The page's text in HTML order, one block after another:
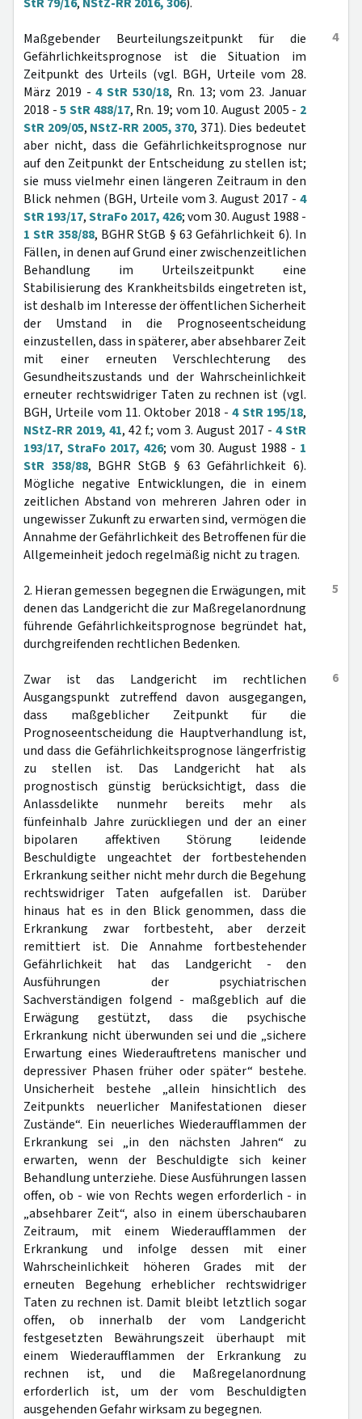
4
Maßgebender Beurteilungszeitpunkt für die
Gefährlichkeitsprognose ist die Situation im
Zeitpunkt des Urteils (vgl. BGH, Urteile vom 28.
März 2019 -4 StR 530/18, Rn. 13; vom 23. Januar
2018 -5 StR 488/17, Rn. 19; vom 10. August 2005 - 2
StR 209/05, NStZ-RR 2005, 370, 371). Dies bedeutet
aber nicht, dass die Gefährlichkeitsprognose nur
auf den Zeitpunkt der Entscheidung zu stellen ist;
sie muss vielmehr einen längeren Zeitraum in den
Blick nehmen (BGH, Urteile vom 3. August 2017 - 4
StR 193/17,StraFo 2017, 426; vom 30. August 1988 -
1 StR 358/88, BGHR StGB § 63 Gefährlichkeit 6). In
Fällen, in denen auf Grund einer zwischenzeitlichen
Behandlung im Urteilszeitpunkt eine
Stabilisierung des Krankheitsbilds eingetreten ist,
ist deshalb im Interesse der öffentlichen Sicherheit
der Umstand in die Prognoseentscheidung
einzustellen, dass in späterer, aber absehbarer Zeit
mit einer erneuten Verschlechterung des
Gesundheitszustands und der Wahrscheinlichkeit
erneuter rechtswidriger Taten zu rechnen ist (vgl.
BGH, Urteile vom 11. Oktober 2018 -4 StR 195/18,
NStZ-RR 2019, 41, 42 f.; vom 3. August 2017 - 4 StR
193/17, StraFo 2017, 426; vom 30. August 1988 - 1
StR 358/88, BGHR StGB § 63 Gefährlichkeit 6).
Mögliche negative Entwicklungen, die in einem
zeitlichen Abstand von mehreren Jahren oder in
ungewisser Zukunft zu erwarten sind, vermögen die
Annahme der Gefährlichkeit des Betroffenen für die
Allgemeinheit jedoch regelmäßig nicht zu tragen.
5
2. Hieran gemessen begegnen die Erwägungen, mit
denen das Landgericht die zur Maßregelanordnung
führende Gefährlichkeitsprognose begründet hat,
durchgreifenden rechtlichen Bedenken.
6
Zwar ist das Landgericht im rechtlichen
Ausgangspunkt zutreffend davon ausgegangen,
dass maßgeblicher Zeitpunkt für die
Prognoseentscheidung die Hauptverhandlung ist,
und dass die Gefährlichkeitsprognose längerfristig
zu stellen ist. Das Landgericht hat als
prognostisch günstig berücksichtigt, dass die
Anlassdelikte nunmehr bereits mehr als
fünfeinhalb Jahre zurückliegen und der an einer
bipolaren affektiven Störung leidende
Beschuldigte ungeachtet der fortbestehenden
Erkrankung seither nicht mehr durch die Begehung
rechtswidriger Taten aufgefallen ist. Darüber
hinaus hat es in den Blick genommen, dass die
Erkrankung zwar fortbesteht, aber derzeit
remittiert ist. Die Annahme fortbestehender
Gefährlichkeit hat das Landgericht - den
Ausführungen der psychiatrischen
Sachverständigen folgend - maßgeblich auf die
Erwägung gestützt, dass die psychische
Erkrankung nicht überwunden sei und die „sichere
Erwartung eines Wiederauftretens manischer und
depressiver Phasen früher oder später“ bestehe.
Unsicherheit bestehe „allein hinsichtlich des
Zeitpunkts neuerlicher Manifestationen dieser
Zustände“. Ein neuerliches Wiederaufflammen der
Erkrankung sei „in den nächsten Jahren“ zu
erwarten, wenn der Beschuldigte sich keiner
Behandlung unterziehe. Diese Ausführungen lassen
offen, ob - wie von Rechts wegen erforderlich - in
„absehbarer Zeit“, also in einem überschaubaren
Zeitraum, mit einem Wiederaufflammen der
Erkrankung und infolge dessen mit einer
Wahrscheinlichkeit höheren Grades mit der
erneuten Begehung erheblicher rechtswidriger
Taten zu rechnen ist. Damit bleibt letztlich sogar
offen, ob innerhalb der vom Landgericht
festgesetzten Bewährungszeit überhaupt mit
einem Wiederaufflammen der Erkrankung zu
rechnen ist, und die Maßregelanordnung
erforderlich ist, um der vom Beschuldigten
ausgehenden Gefahr wirksam zu begegnen.